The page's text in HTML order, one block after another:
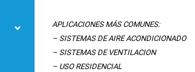
APLICACIONES MÁS COMUNES:
– SISTEMAS DE AIRE ACONDICIONADO
– SISTEMAS DE VENTILACION
– USO RESIDENCIAL